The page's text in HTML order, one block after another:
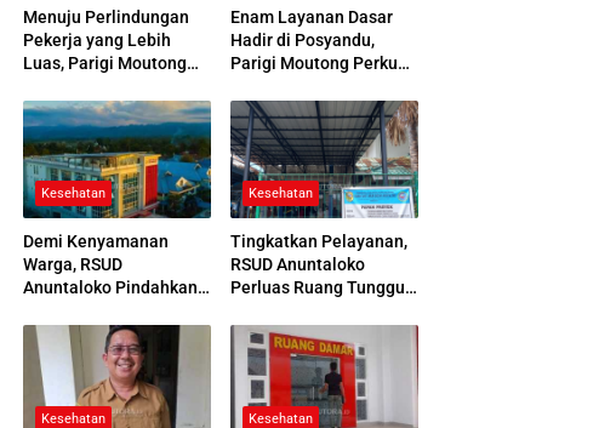
Menuju Perlindungan
Pekerja yang Lebih
Luas, Parigi Moutong
2026
Enam Layanan Dasar
Hadir di Posyandu,
Parigi Moutong Perkuat
Kesehatan
Demi Kenyamanan
Warga, RSUD
Anuntaloko Pindahkan
Jenazah
Kesehatan
Tingkatkan Pelayanan,
RSUD Anuntaloko
Perluas Ruang Tunggu
Parkir
Kesehatan Kesehatan